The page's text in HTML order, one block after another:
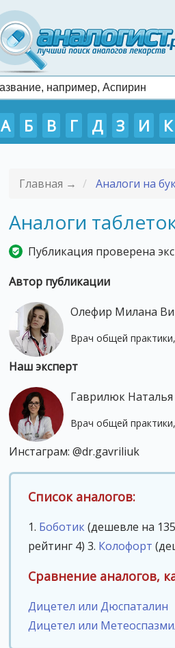
А Б В Г Д З И К
Главная → Аналоги на
Аналоги
Публикация проверена
Автор публикации
Олефир Милана
Врач общей
Наш эксперт
Гаврилюк
Врач общей
Инстаграм: @dr.gavriliuk
Список аналогов:
1. Боботик(дешевле на
рейтинг 4) 3. Колофорт
Сравнение аналогов,
Дицетел или Дюспаталин
Дицетел или